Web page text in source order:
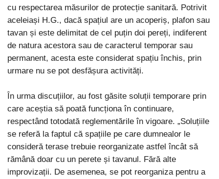
cu respectarea măsurilor de protecție sanitară. Potrivit
aceleiași H.G., dacă spațiul are un acoperiș, plafon sau
tavan și este delimitat de cel puțin doi pereți, indiferent
de natura acestora sau de caracterul temporar sau
permanent, acesta este considerat spațiu închis, prin
urmare nu se pot desfășura activități.
În urma discuțiilor, au fost găsite soluții temporare prin
care aceștia să poată funcționa în continuare,
respectând totodată reglementările în vigoare. „Soluțiile
se referă la faptul că spațiile pe care dumnealor le
consideră terase trebuie reorganizate astfel încât să
rămână doar cu un perete și tavanul. Fără alte
improvizații. De asemenea, se pot reorganiza pentru a